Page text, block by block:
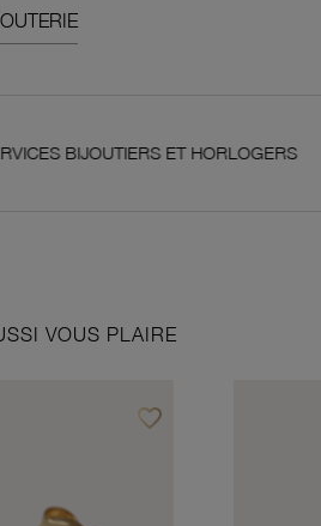
BIJOUTIERS ET HORLOGERS
VOUS PLAIRE
favorite_borderAjouter à vos favoris